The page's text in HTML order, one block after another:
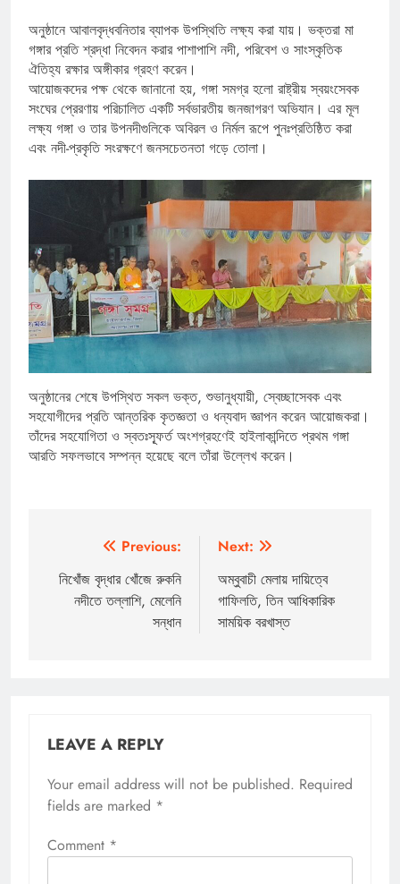
অনুষ্ঠানে আবালবৃদ্ধবনিতার ব্যাপক উপস্থিতি লক্ষ্য করা যায়। ভক্তরা মা
গঙ্গার প্রতি শ্রদ্ধা নিবেদন করার পাশাপাশি নদী, পরিবেশ ও সাংস্কৃতিক
ঐতিহ্য রক্ষার অঙ্গীকার গ্রহণ করেন।
আয়োজকদের পক্ষ থেকে জানানো হয়, গঙ্গা সমগ্র হলো রাষ্ট্রীয় স্বয়ংসেবক
সংঘের প্রেরণায় পরিচালিত একটি সর্বভারতীয় জনজাগরণ অভিযান। এর মূল
লক্ষ্য গঙ্গা ও তার উপনদীগুলিকে অবিরল ও নির্মল রূপে পুনঃপ্রতিষ্ঠিত করা
এবং নদী-প্রকৃতি সংরক্ষণে জনসচেতনতা গড়ে তোলা।
অনুষ্ঠানের শেষে উপস্থিত সকল ভক্ত, শুভানুধ্যায়ী, স্বেচ্ছাসেবক এবং
সহযোগীদের প্রতি আন্তরিক কৃতজ্ঞতা ও ধন্যবাদ জ্ঞাপন করেন আয়োজকরা।
তাঁদের সহযোগিতা ও স্বতঃস্ফূর্ত অংশগ্রহণেই হাইলাকান্দিতে প্রথম গঙ্গা
আরতি সফলভাবে সম্পন্ন হয়েছে বলে তাঁরা উল্লেখ করেন।
navigation
Previous:
নিখোঁজ বৃদ্ধার খোঁজে রুকনি
নদীতে তল্লাশি, মেলেনি
সন্ধান
Next:
অম্বুবাচী মেলায় দায়িত্বে
গাফিলতি, তিন আধিকারিক
সাময়িক বরখাস্ত
LEAVE A REPLY
Your email address will not be published. Required
fields are marked *
Comment *